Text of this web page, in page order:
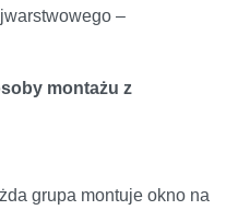
–
montażu z
grupa montuje okno na